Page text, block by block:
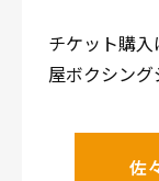
チケット購
屋ボクシング
佐